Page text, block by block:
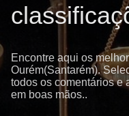
Encontre aqui os
Ourém(Santarém).
todos os comentários e
em boas mãos..